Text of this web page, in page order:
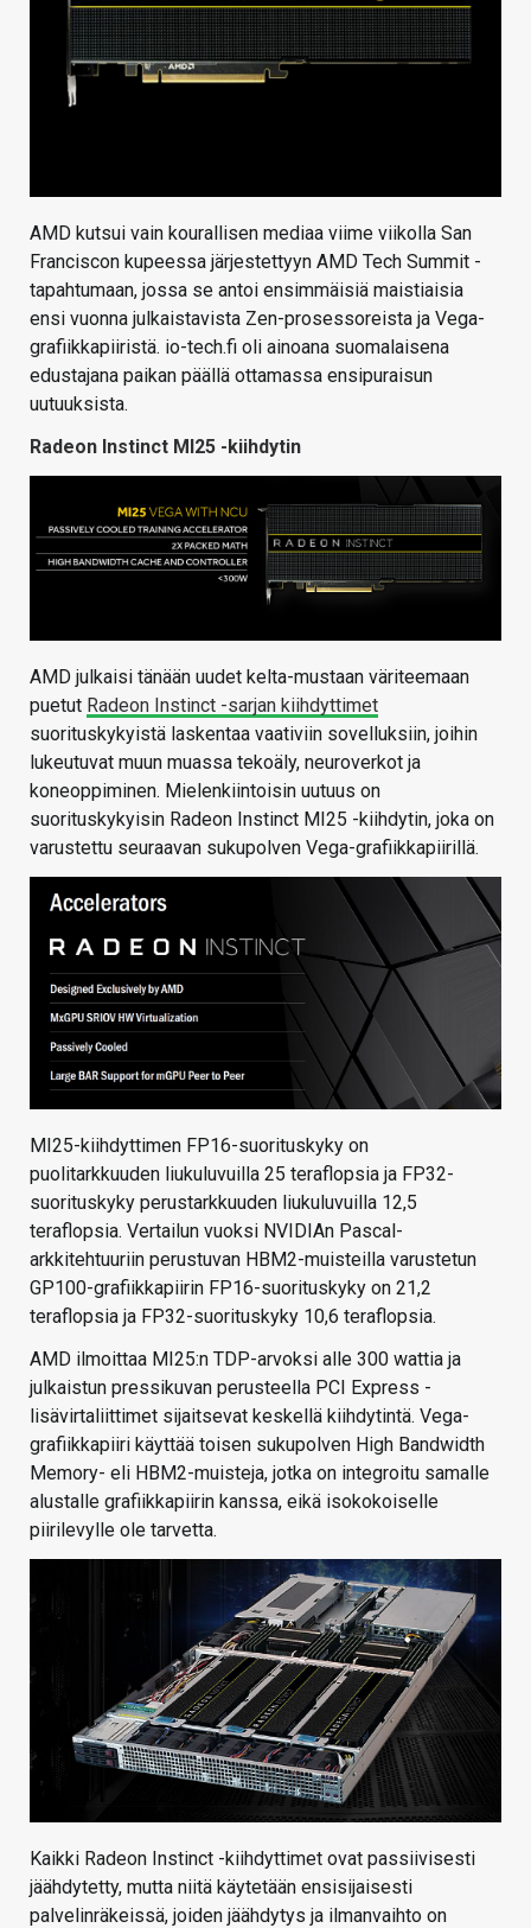
HAKU
AMD kutsui vain kourallisen mediaa viime viikolla San
Franciscon kupeessa järjestettyyn AMD Tech Summit -
tapahtumaan, jossa se antoi ensimmäisiä maistiaisia
ensi vuonna julkaistavista Zen-prosessoreista ja Vega-
grafiikkapiiristä. io-tech.fi oli ainoana suomalaisena
edustajana paikan päällä ottamassa ensipuraisun
uutuuksista.
Radeon Instinct MI25 -kiihdytin
AMD julkaisi tänään uudet kelta-mustaan väriteemaan
puetut Radeon Instinct -sarjan kiihdyttimet
suorituskykyistä laskentaa vaativiin sovelluksiin, joihin
lukeutuvat muun muassa tekoäly, neuroverkot ja
koneoppiminen. Mielenkiintoisin uutuus on
suorituskykyisin Radeon Instinct MI25 -kiihdytin, joka on
varustettu seuraavan sukupolven Vega-grafiikkapiirillä.
MI25-kiihdyttimen FP16-suorituskyky on
puolitarkkuuden liukuluvuilla 25 teraflopsia ja FP32-
suorituskyky perustarkkuuden liukuluvuilla 12,5
teraflopsia. Vertailun vuoksi NVIDIAn Pascal-
arkkitehtuuriin perustuvan HBM2-muisteilla varustetun
GP100-grafiikkapiirin FP16-suorituskyky on 21,2
teraflopsia ja FP32-suorituskyky 10,6 teraflopsia.
AMD ilmoittaa MI25:n TDP-arvoksi alle 300 wattia ja
julkaistun pressikuvan perusteella PCI Express -
lisävirtaliittimet sijaitsevat keskellä kiihdytintä. Vega-
grafiikkapiiri käyttää toisen sukupolven High Bandwidth
Memory- eli HBM2-muisteja, jotka on integroitu samalle
alustalle grafiikkapiirin kanssa, eikä isokokoiselle
piirilevylle ole tarvetta.
Kaikki Radeon Instinct -kiihdyttimet ovat passiivisesti
jäähdytetty, mutta niitä käytetään ensisijaisesti
palvelinräkeissä, joiden jäähdytys ja ilmanvaihto on